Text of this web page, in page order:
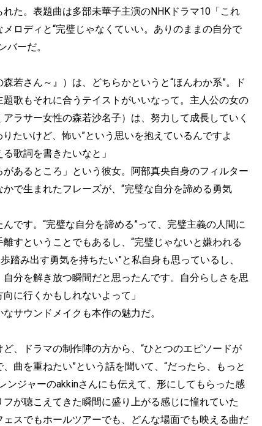
た。表題曲は多部未華子主演のNHKドラマ10「これ
ロディと“完璧じゃなくていい。ありのままの自分で
ーだ。
若さん～』）は、どちらかというと“ほんわか系”。ド
歌もそれに合うテイストがいいなって。主人公の女の
ラサー女性の森若沙名子）は、努力して成長していく
たいけど、怖い”という思いを抱えているんですよ
歌詞を書きたいなと」
あるところ」という彼女。阿部真央自身のフィルター
で生まれたフレーズが、“完璧な自分を諦める勇気
です。“完璧な自分を諦める”って、完璧主義の人間に
すということでもあるし、“完璧じゃないと嫌われる
踏み出す勇気を持ちたい”と私自身も思っているし、
分を解き放つ瞬間だと思ったんです。自分らしさを思
に行くかもしれないよって」
サウンドメイクも本作の魅力だ。
、ドラマの制作陣の方から、“ひとつのエピソードが
曲を重ねたい”という話を聞いて、“だったら、もっと
ンジャーのakkinさんにも伝えて、形にしてもらった感
が聴こえてきた瞬間に盛り上がる感じに憧れていた
スでもホールツアーでも、どんな場面でも映える曲だ